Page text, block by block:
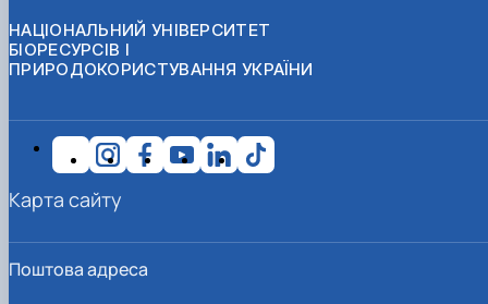
НАЦІОНАЛЬНИЙ УНІВЕРСИТЕТ
БІОРЕСУРСІВ І
ПРИРОДОКОРИСТУВАННЯ УКРАЇНИ
Поштова адреса
Карта сайту